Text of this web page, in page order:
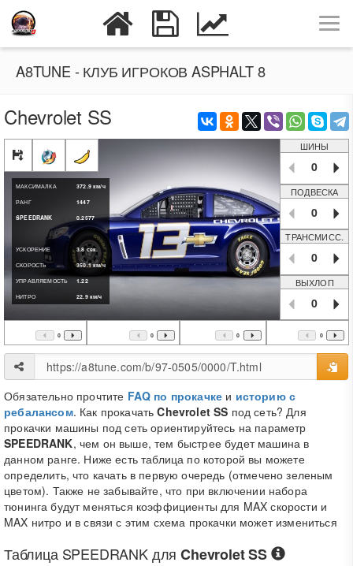
A8TUNE - КЛУБ ИГРОКОВ ASPHALT 8
Chevrolet SS
МАКСИМАЛКА 372.9км/ч
РАНГ
1447
SPEEDRANK
0.2577
УСКОРЕНИЕ 3.8сек.
СКОРОСТЬ
350.1км/ч
УПРАВЛЯЕМОСТЬ
1.22
НИТРО
22.9км/ч
ШИНЫ
0
ПОДВЕСКА
0
ТРАНСМИСС.
0
ВЫХЛОП
0
0 0 0 0
Обязательно прочтите FAQ по прокачке и историю с
ребалансом. Как прокачатьChevrolet SS под сеть? Для
прокачки машины под сеть ориентируйтесь на параметр
SPEEDRANK, чем он выше, тем быстрее будет машина в
данном ранге. Ниже есть таблица по которой вы можете
определить, что качать в первую очередь (отмечено зеленым
цветом). Также не забывайте, что при включении набора
тюнинга будут меняться коэффициенты для MAX скорости и
MAX нитро и в связи с этим схема прокачки может измениться
Таблица SPEEDRANKдляChevrolet SS